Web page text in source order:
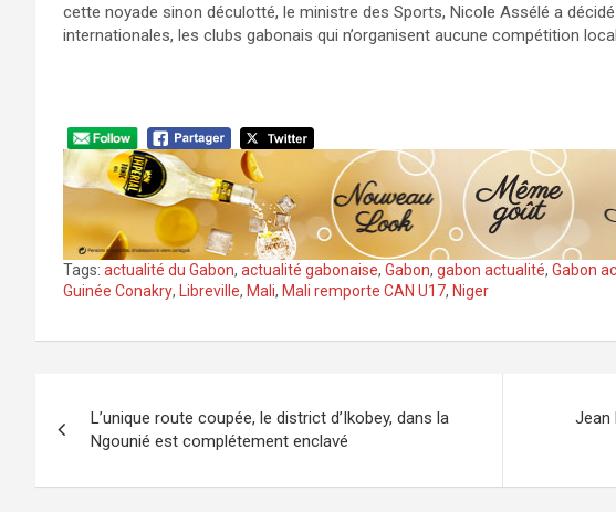
cette noyade sinon déculotté, le ministre des Sports, Nicole Assélé a
internationales, les clubs gabonais qui n’organisent aucune compétition
Tags: actualité du Gabon, actualité gabonaise, Gabon, gabon actualité, Gabon
Guinée Conakry, Libreville, Mali, Mali remporte CAN U17, Niger
de
l’article
L’unique route coupée, le district d’Ikobey, dans la
Ngounié est complétement enclavé
Jean